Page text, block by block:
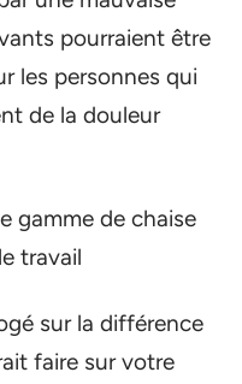
pourraient être
les personnes qui
de la douleur
gamme de chaise
travail
sur la différence
faire sur votre